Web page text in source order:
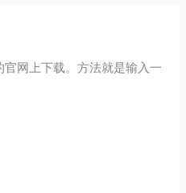
网上下载。方法就是输入一